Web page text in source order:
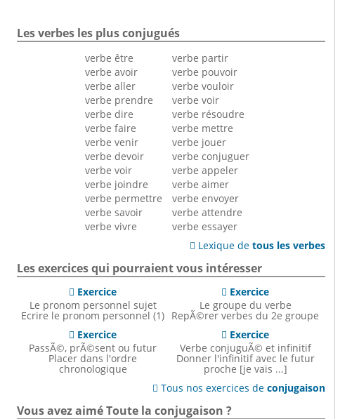
Les verbes les plus conjugués
verbe être
verbe avoir
verbe aller
verbe prendre
verbe dire
verbe faire
verbe venir
verbe devoir
verbe voir
verbe joindre
verbe permettre
verbe savoir
verbe vivre
verbe partir
verbe pouvoir
verbe vouloir
verbe voir
verbe résoudre
verbe mettre
verbe jouer
verbe conjuguer
verbe appeler
verbe aimer
verbe envoyer
verbe attendre
verbe essayer
 Lexique detous les verbes
Les exercices qui pourraient vous intéresser
 Exercice
Le pronom personnel sujet
Ecrire le pronom personnel (1)
 Exercice
Le groupe du verbe
RepÃ©rer verbes du 2e groupe
 Exercice
PassÃ©, prÃ©sent ou futur
Placer dans l'ordre
chronologique
 Exercice
Verbe conjuguÃ© et infinitif
Donner l'infinitif avec le futur
proche [je vais ...]
 Tous nos exercices deconjugaison
Vous avez aimé Toute la conjugaison ?